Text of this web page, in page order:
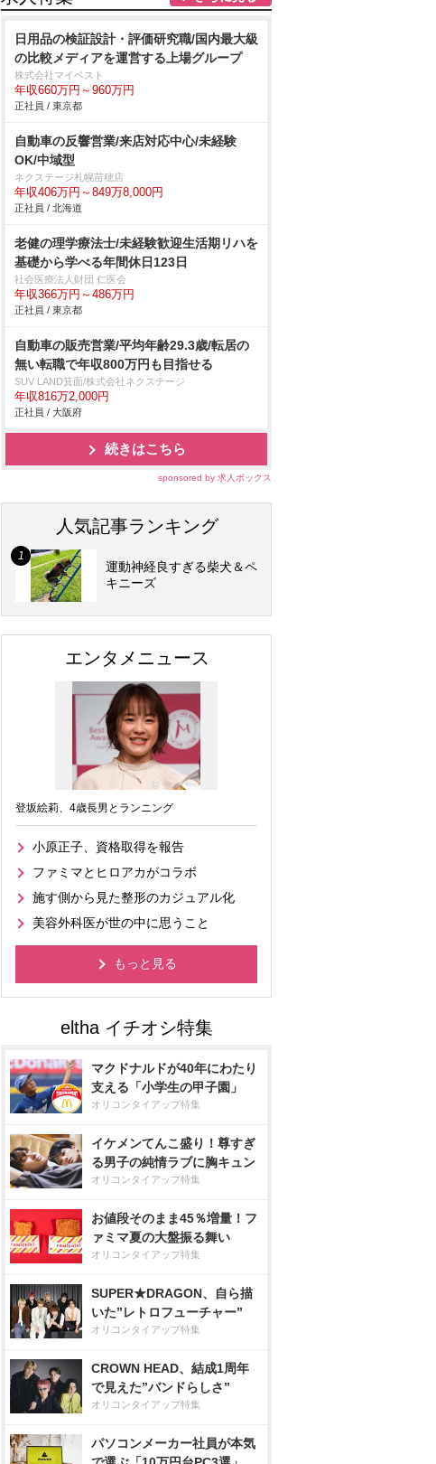
日用品の検証設計・評価研究職/国内最大級
の比較メディアを運営する上場グループ
株式会社マイベスト
年収660万円～960万円
正社員 / 東京都
自動車の反響営業/来店対応中心/未経験
OK/中域型
ネクステージ札幌苗穂店
年収406万円～849万8,000円
正社員 / 北海道
老健の理学療法士/未経験歓迎生活期リハを
基礎から学べる年間休日123日
社会医療法人財団 仁医会
年収366万円～486万円
正社員 / 東京都
自動車の販売営業/平均年齢29.3歳/転居の
無い転職で年収800万円も目指せる
SUV LAND箕面/株式会社ネクステージ
年収816万2,000円
正社員 / 大阪府
続きはこちら
sponsored by 求人ボックス
人気記事ランキング
運動神経良すぎる柴犬＆ペ
キニーズ
エンタメニュース
登坂絵莉、4歳長男とランニング
小原正子、資格取得を報告
ファミマとヒロアカがコラボ
施す側から見た整形のカジュアル化
美容外科医が世の中に思うこと
もっと見る
マクドナルドが40年にわたり
支える「小学生の甲子園」
オリコンタイアップ特集
イケメンてんこ盛り！尊すぎ
る男子の純情ラブに胸キュン
オリコンタイアップ特集
お値段そのまま45％増量！フ
ァミマ夏の大盤振る舞い
オリコンタイアップ特集
SUPER★DRAGON、自ら描
いた”レトロフューチャー”
オリコンタイアップ特集
CROWN HEAD、結成1周年
で見えた”バンドらしさ”
オリコンタイアップ特集
パソコンメーカー社員が本気